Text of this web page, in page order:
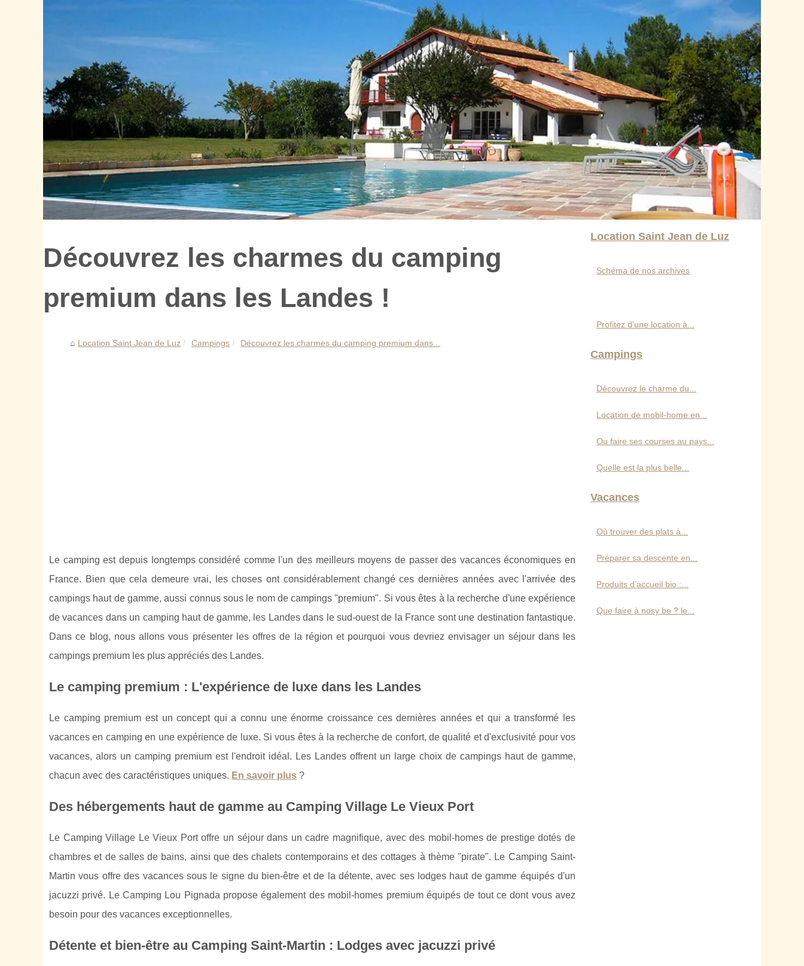
Découvrez les charmes du camping
premium dans les Landes !
Location Saint Jean de Luz Campings Découvrez les charmes du camping premium dans...
Le camping est depuis longtemps considéré comme l'un des meilleurs moyens de passer des vacances économiques en
France. Bien que cela demeure vrai, les choses ont considérablement changé ces dernières années avec l'arrivée des
campings haut de gamme, aussi connus sous le nom de campings "premium". Si vous êtes à la recherche d'une expérience
de vacances dans un camping haut de gamme, les Landes dans le sud-ouest de la France sont une destination fantastique.
Dans ce blog, nous allons vous présenter les offres de la région et pourquoi vous devriez envisager un séjour dans les
campings premium les plus appréciés des Landes.
Le camping premium : L'expérience de luxe dans les Landes
Le camping premium est un concept qui a connu une énorme croissance ces dernières années et qui a transformé les
vacances en camping en une expérience de luxe. Si vous êtes à la recherche de confort, de qualité et d'exclusivité pour vos
vacances, alors un camping premium est l'endroit idéal. Les Landes offrent un large choix de campings haut de gamme,
chacun avec des caractéristiques uniques. En savoir plus ?
Des hébergements haut de gamme au Camping Village Le Vieux Port
Le Camping Village Le Vieux Port offre un séjour dans un cadre magnifique, avec des mobil-homes de prestige dotés de
chambres et de salles de bains, ainsi que des chalets contemporains et des cottages à thème "pirate". Le Camping Saint-
Martin vous offre des vacances sous le signe du bien-être et de la détente, avec ses lodges haut de gamme équipés d'un
jacuzzi privé. Le Camping Lou Pignada propose également des mobil-homes premium équipés de tout ce dont vous avez
besoin pour des vacances exceptionnelles.
Détente et bien-être au Camping Saint-Martin : Lodges avec jacuzzi privé
Location Saint Jean de Luz
Schéma de nos archives
Profitez d'une location à...
Campings
Découvrez le charme du...
Location de mobil-home en...
Ou faire ses courses au pays...
Quelle est la plus belle...
Vacances
Où trouver des plats à...
Préparer sa descente en...
Produits d’accueil bio :...
Que faire à nosy be ? le...